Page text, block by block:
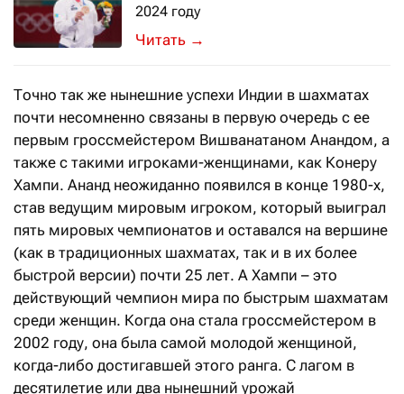
2024 году
Организационный комитет
→
Точно так же нынешние успехи Индии в шахматах
почти несомненно связаны в первую очередь с ее
первым гроссмейстером Вишванатаном Анандом, а
также с такими игроками-женщинами, как Конеру
Хампи. Ананд неожиданно появился в конце 1980-х,
став ведущим мировым игроком, который выиграл
пять мировых чемпионатов и оставался на вершине
(как в традиционных шахматах, так и в их более
быстрой версии) почти 25 лет. А Хампи – это
действующий чемпион мира по быстрым шахматам
среди женщин. Когда она стала гроссмейстером в
2002 году, она была самой молодой женщиной,
когда-либо достигавшей этого ранга. С лагом в
десятилетие или два нынешний урожай